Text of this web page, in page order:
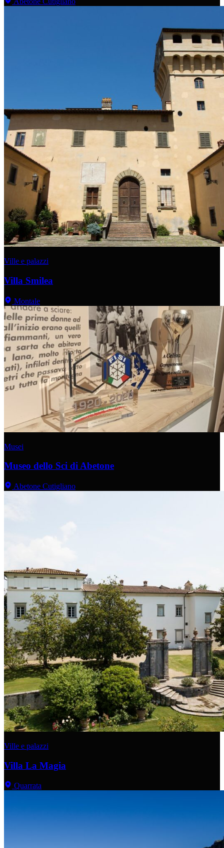
Ville e palazzi
Villa Smilea
Montale
Musei
Museo dello Sci di Abetone
Abetone Cutigliano
Ville e palazzi
Villa La Magia
Quarrata